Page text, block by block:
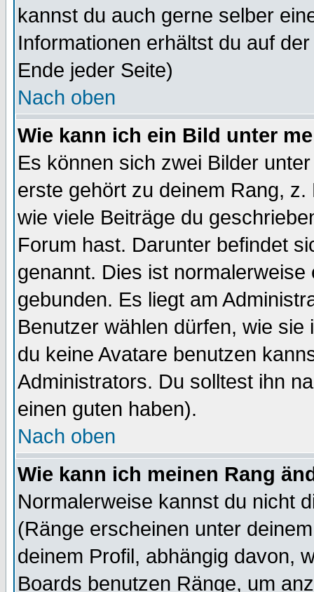
kannst du auch gerne selber
Informationen erhältst du auf
Ende jeder Seite)
Nach oben
Wie kann ich ein Bild unter
Es können sich zwei Bilder
erste gehört zu deinem Rang,
wie viele Beiträge du
Forum hast. Darunter befindet
genannt. Dies ist
gebunden. Es liegt am
Benutzer wählen dürfen, wie
du keine Avatare benutzen
Administrators. Du solltest ihn
einen guten haben).
Nach oben
Wie kann ich meinen Rang
Normalerweise kannst du nicht
(Ränge erscheinen unter
deinem Profil, abhängig davon,
Boards benutzen Ränge, um